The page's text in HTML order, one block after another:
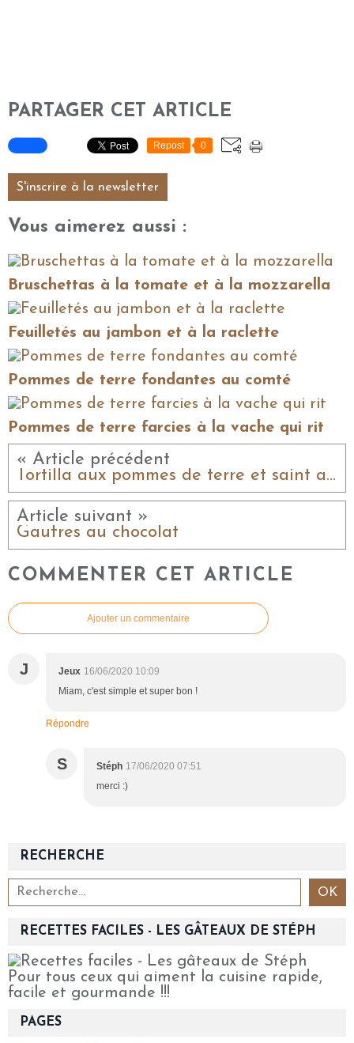
PARTAGER CET ARTICLE
Repost 0
S'inscrire à la newsletter
Vous aimerez aussi :
Bruschettas à la tomate et à la mozzarella
Feuilletés au jambon et à la raclette
Pommes de terre fondantes au comté
Pommes de terre farcies à la vache qui rit
« Article précédent
Tortilla aux pommes de terre et saint albray
Article suivant »
Gaufres au chocolat
COMMENTER CET ARTICLE
Ajouter un commentaire
J Jeux 16/06/2020 10:09
Miam, c'est simple et super bon !
Répondre
S Stéph 17/06/2020 07:51
merci :)
RECHERCHE
RECETTES FACILES - LES GÂTEAUX DE STÉPH
Pour tous ceux qui aiment la cuisine rapide,
facile et gourmande !!!
PAGES